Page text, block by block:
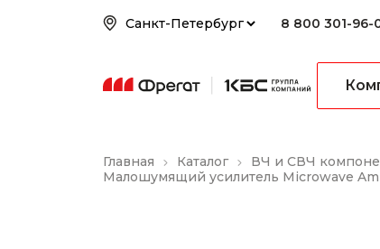
8 800 301-96-
Главная Каталог ВЧ и СВЧ
Малошумящий усилитель Microwave